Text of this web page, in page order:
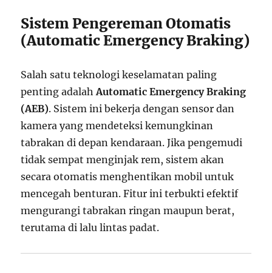
Sistem Pengereman Otomatis
(Automatic Emergency Braking)
Salah satu teknologi keselamatan paling
penting adalahAutomatic Emergency Braking
(AEB). Sistem ini bekerja dengan sensor dan
kamera yang mendeteksi kemungkinan
tabrakan di depan kendaraan. Jika pengemudi
tidak sempat menginjak rem, sistem akan
secara otomatis menghentikan mobil untuk
mencegah benturan. Fitur ini terbukti efektif
mengurangi tabrakan ringan maupun berat,
terutama di lalu lintas padat.